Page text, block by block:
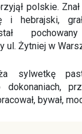
polskie.
i hebrajski,
ul. Żytniej w
sylwetkę
bywał,